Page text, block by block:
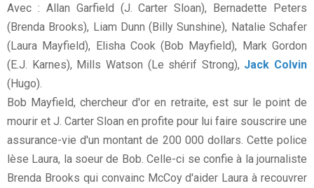
Avec : Allan Garfield (J. Carter Sloan), Bernadette Peters
(Brenda Brooks), Liam Dunn (Billy Sunshine), Natalie Schafer
(Laura Mayfield), Elisha Cook (Bob Mayfield), Mark Gordon
(E.J. Karnes), Mills Watson (Le shérif Strong), Jack Colvin
(Hugo).
Bob Mayfield, chercheur d'or en retraite, est sur le point de
mourir et J. Carter Sloan en profite pour lui faire souscrire une
assurance-vie d'un montant de 200 000 dollars. Cette police
lèse Laura, la soeur de Bob. Celle-ci se confie à la journaliste
Brenda Brooks qui convainc McCoy d'aider Laura à recouvrer